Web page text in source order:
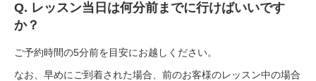
Q. レッスン当日は何分前までに行けばいいです
か？
ご予約時間の5分前を目安にお越しください。
なお、早めにご到着された場合、前のお客様のレッスン中の場合